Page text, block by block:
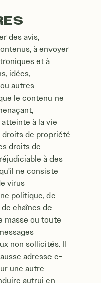
des avis,
à envoyer
et à
idées,
autres
le contenu ne
à la vie
droits de propriété
droits de
à des
ne consiste
virus
politique, de
chaînes de
masse ou toute
non sollicités. Il
adresse e-
une autre
autrui en